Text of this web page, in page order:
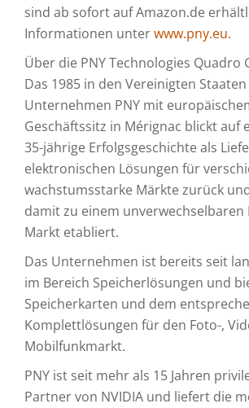
sind ab sofort auf Amazon.de
Informationen unterwww.pny.eu.
Über die PNY Technologies Quadro
Das 1985 in den Vereinigten
Unternehmen PNY mit
Geschäftssitz in Mérignac blickt auf
35-jährige Erfolgsgeschichte als
elektronischen Lösungen für
wachstumsstarke Märkte zurück
damit zu einem unverwechselbaren
Markt etabliert.
Das Unternehmen ist bereits seit
im Bereich Speicherlösungen und
Speicherkarten und dem
Komplettlösungen für den Foto-,
Mobilfunkmarkt.
PNY ist seit mehr als 15 Jahren
Partner von NVIDIA und liefert die